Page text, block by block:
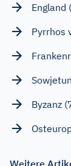
England
Pyrrhos
Byzanz
Weitere